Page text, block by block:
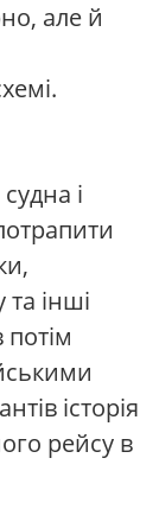
але й
і
інші
історія
рейсу в